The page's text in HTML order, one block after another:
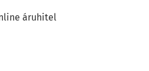
áruhitel